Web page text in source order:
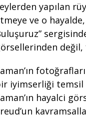
yapılan
ve o
iyimserliği temsil
hayalci